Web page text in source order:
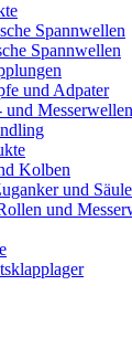
Spannwellen
Spannwellen
und Adpater
und Messerwellen
Kolben
und
und